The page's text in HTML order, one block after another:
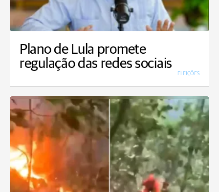
Plano de Lula promete
regulação das redes sociais
ELEIÇÕES